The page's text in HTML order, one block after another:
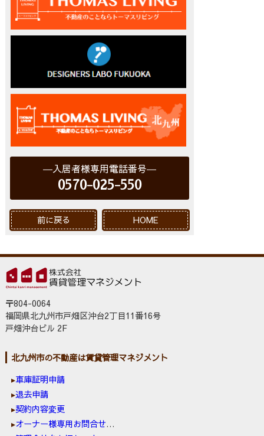
入居者様専用電話番号
0570-025-550
前に戻る HOME
〒804-0064
福岡県北九州市戸畑区沖台2丁目11番16号
戸畑沖台ビル 2F
北九州市の不動産は賃貸管理マネジメント
車庫証明申請
退去申請
契約内容変更
オーナー様専用お問合せ窓口